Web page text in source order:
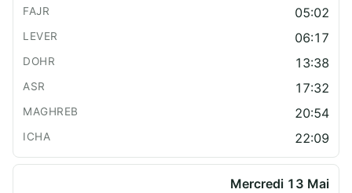
05:02
06:17
13:38
17:32
20:54
22:09
Mercredi 13 Mai